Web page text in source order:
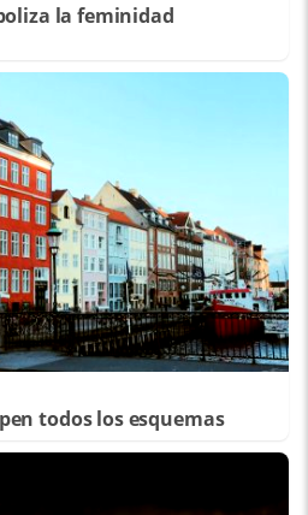
la feminidad
todos los esquemas